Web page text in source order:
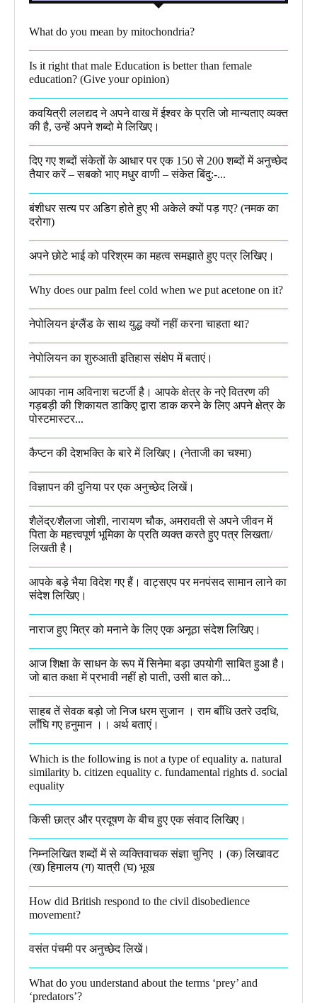
What do you mean by mitochondria?​
Is it right that male Education is better than female
education? (Give your opinion)
कवयित्री ललद्यद ने अपने वाख में ईश्वर के प्रति जो मान्यताए व्यक्त
की है, उन्हें अपने शब्दो मे लिखिए।
दिए गए शब्दों संकेतों के आधार पर एक 150 से 200 शब्दों में अनुच्छेद
तैयार करें – सबको भाए मधुर वाणी – संकेत बिंदु:-...
बंशीधर सत्य पर अडिग होते हुए भी अकेले क्यों पड़ गए? (नमक का
दरोगा)
अपने छोटे भाई को परिश्रम का महत्व समझाते हुए पत्र लिखिए।
Why does our palm feel cold when we put acetone on it?
नेपोलियन इंग्लैंड के साथ युद्ध क्यों नहीं करना चाहता था​?
नेपोलियन का शुरुआती इतिहास संक्षेप में बताएं।
आपका नाम अविनाश चटर्जी है। आपके क्षेत्र के नऐ वितरण की
गड़बड़ी की शिकायत डाकिए द्वारा डाक करने के लिए अपने क्षेत्र के
पोस्टमास्टर...
कैप्टन की देशभक्ति के बारे में लिखिए।​ (नेताजी का चश्मा)
विज्ञापन की दुनिया पर एक अनुच्छेद लिखें।
शैलेंद्र/शैलजा जोशी, नारायण चौक, अमरावती से अपने जीवन में
पिता के महत्त्वपूर्ण भूमिका के प्रति व्यक्त करते हुए पत्र लिखता/
लिखती है।​
आपके बड़े भैया विदेश गए हैं। वाट्सएप पर मनपंसद सामान लाने का
संदेश लिखिए।
नाराज हुए मित्र को मनाने के लिए एक अनूठा संदेश लिखिए।
आज शिक्षा के साधन के रूप में सिनेमा बड़ा उपयोगी साबित हुआ है।
जो बात कक्षा में प्रभावी नहीं हो पाती, उसी बात को...
साहब तें सेवक बड़ो जो निज धरम सुजान । राम बाँधि उतरे उदधि,
लाँघि गए हनुमान ।।​ अर्थ बताएं।
Which is the following is not a type of equality a. natural
similarity b. citizen equality c. fundamental rights d. social
equality​
किसी छात्र और प्रदूषण के बीच हुए एक संवाद लिखिए।​
निम्नलिखित शब्दों में से व्यक्तिवाचक संज्ञा चुनिए । (क) लिखावट
(ख) हिमालय (ग) यात्री (घ) भूख​
How did British respond to the civil disobedience
movement?
वसंत पंचमी पर अनुच्छेद लिखें।
What do you understand about the terms ‘prey’ and
‘predators’?​